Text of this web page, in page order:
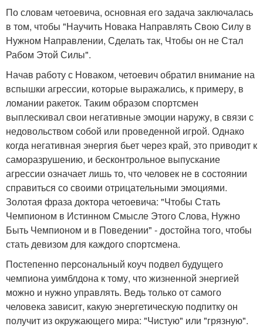
По словам четоевича, основная его задача заключалась
в том, чтобы "Научить Новака Направлять Свою Силу в
Нужном Направлении, Сделать так, Чтобы он не Стал
Рабом Этой Силы".
Начав работу с Новаком, четоевич обратил внимание на
вспышки агрессии, которые выражались, к примеру, в
ломании ракеток. Таким образом спортсмен
выплескивал свои негативные эмоции наружу, в связи с
недовольством собой или проведенной игрой. Однако
когда негативная энергия бьет через край, это приводит к
саморазрушению, и бесконтрольное выпускание
агрессии означает лишь то, что человек не в состоянии
справиться со своими отрицательными эмоциями.
Золотая фраза доктора четоевича: "Чтобы Стать
Чемпионом в Истинном Смысле Этого Слова, Нужно
Быть Чемпионом и в Поведении" - достойна того, чтобы
стать девизом для каждого спортсмена.
Постепенно персональный коуч подвел будущего
чемпиона уимблдона к тому, что жизненной энергией
можно и нужно управлять. Ведь только от самого
человека зависит, какую энергетическую подпитку он
получит из окружающего мира: "Чистую" или "грязную".